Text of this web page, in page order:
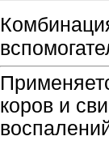
коров и